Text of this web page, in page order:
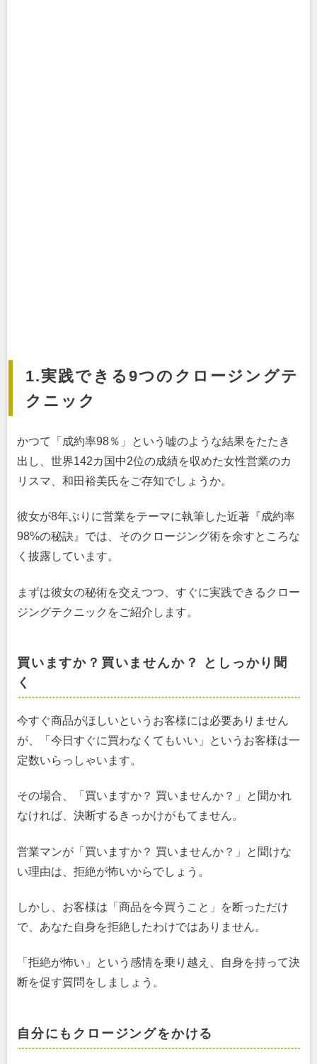
1.実践できる9つのクロージングテ
クニック
かつて「成約率98％」という嘘のような結果をたたき
出し、世界142カ国中2位の成績を収めた女性営業のカ
リスマ、和田裕美氏をご存知でしょうか。
彼女が8年ぶりに営業をテーマに執筆した近著『成約率
98%の秘訣』では、そのクロージング術を余すところな
く披露しています。
まずは彼女の秘術を交えつつ、すぐに実践できるクロー
ジングテクニックをご紹介します。
買いますか？買いませんか？ としっかり聞
く
今すぐ商品がほしいというお客様には必要ありません
が、「今日すぐに買わなくてもいい」というお客様は一
定数いらっしゃいます。
その場合、「買いますか？ 買いませんか？」と聞かれ
なければ、決断するきっかけがもてません。
営業マンが「買いますか？ 買いませんか？」と聞けな
い理由は、拒絶が怖いからでしょう。
しかし、お客様は「商品を今買うこと」を断っただけ
で、あなた自身を拒絶したわけではありません。
「拒絶が怖い」という感情を乗り越え、自身を持って決
断を促す質問をしましょう。
自分にもクロージングをかける